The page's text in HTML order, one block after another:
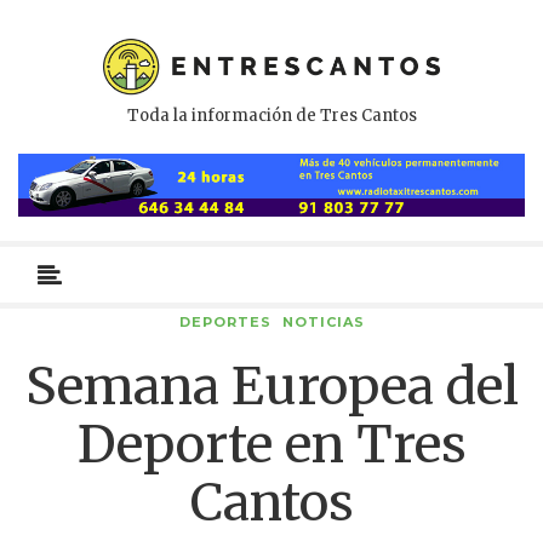
Toda la información de Tres Cantos
primario
DEPORTES NOTICIAS
Semana Europea del
Deporte en Tres
Cantos